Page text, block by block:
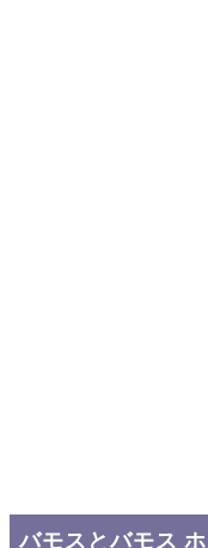
バモスとバモス